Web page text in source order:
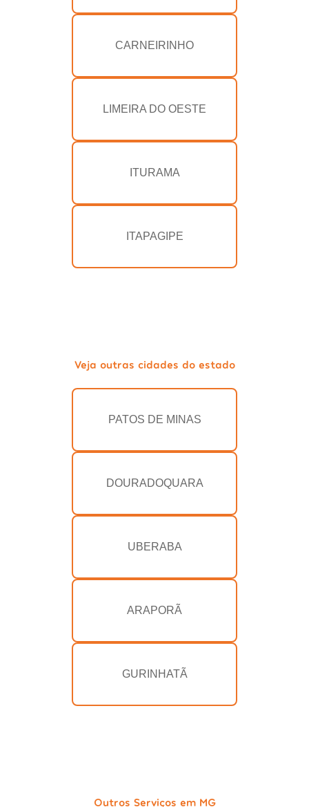
CARNEIRINHO
LIMEIRA DO OESTE
ITURAMA
ITAPAGIPE
Veja outras cidades do estado
PATOS DE MINAS
DOURADOQUARA
UBERABA
ARAPORÃ
GURINHATÃ
Outros Serviços em MG